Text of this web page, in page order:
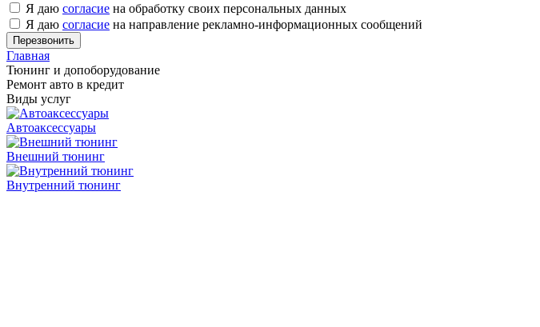
Я даю согласие на обработку своих персональных данных
Я даю согласие на направление рекламно-информационных сообщений
Главная
Тюнинг и допоборудование
Ремонт авто в кредит
Виды услуг
Автоаксессуары
Внешний тюнинг
Внутренний тюнинг